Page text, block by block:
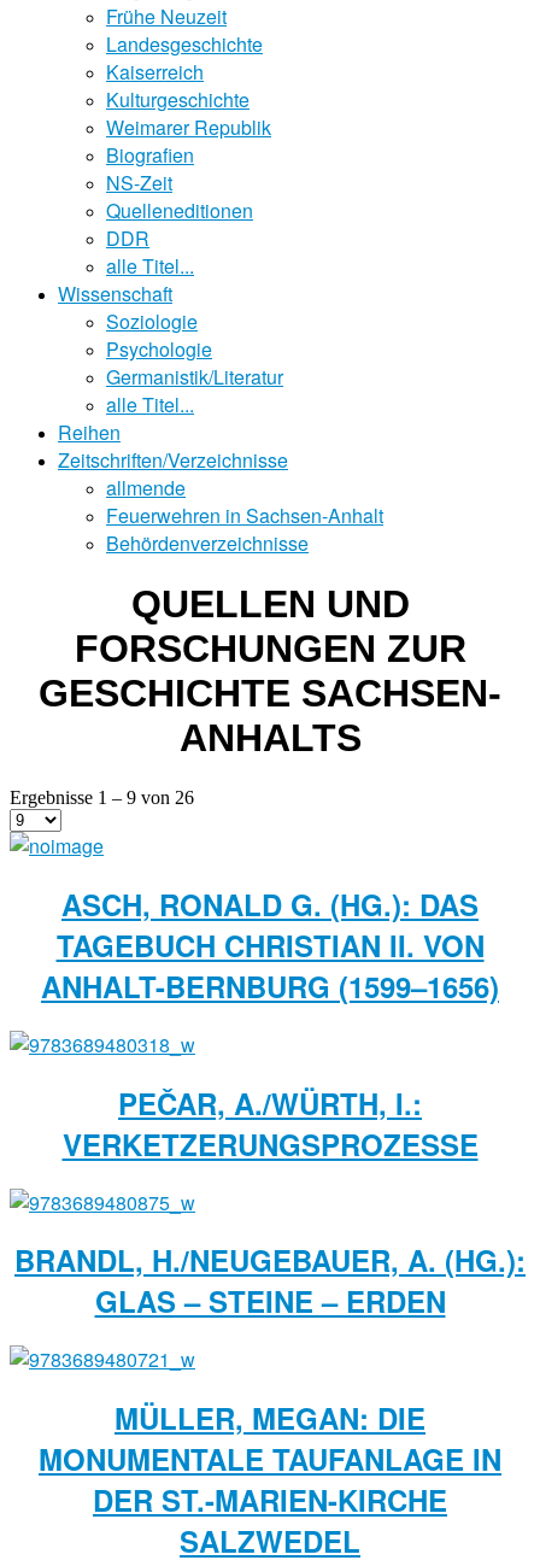
Frühe Neuzeit
Landesgeschichte
Kaiserreich
Kulturgeschichte
Weimarer Republik
Biografien
NS-Zeit
Quelleneditionen
DDR
alle Titel...
Wissenschaft
Soziologie
Psychologie
Germanistik/Literatur
alle Titel...
Reihen
Zeitschriften/Verzeichnisse
allmende
Feuerwehren in Sachsen-Anhalt
Behördenverzeichnisse
QUELLEN UND
FORSCHUNGEN ZUR
GESCHICHTE SACHSEN-
ANHALTS
Ergebnisse 1 – 9 von 26
ASCH, RONALD G. (HG.): DAS
TAGEBUCH CHRISTIAN II. VON
ANHALT-BERNBURG (1599–1656)
PEČAR, A./WÜRTH, I.:
VERKETZERUNGSPROZESSE
BRANDL, H./NEUGEBAUER, A. (HG.):
GLAS – STEINE – ERDEN
MÜLLER, MEGAN: DIE
MONUMENTALE TAUFANLAGE IN
DER ST.-MARIEN-KIRCHE
SALZWEDEL